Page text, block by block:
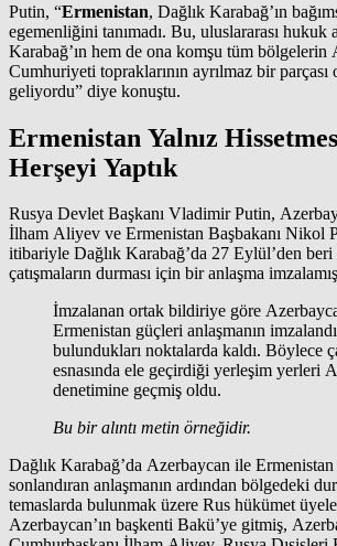
Putin, “Ermenistan, Dağlık Karabağ’ın
egemenliğini tanımadı. Bu, uluslararası hukuk
Karabağ’ın hem de ona komşu tüm bölgelerin
Cumhuriyeti topraklarının ayrılmaz bir parçası
geliyordu” diye konuştu.
Ermenistan Yalnız
Herşeyi Yaptık
Rusya Devlet Başkanı Vladimir Putin,
İlham Aliyev ve Ermenistan Başbakanı Nikol
itibariyle Dağlık Karabağ’da 27 Eylül’den beri
çatışmaların durması için bir anlaşma
İmzalanan ortak bildiriye göre
Ermenistan güçleri anlaşmanın
bulundukları noktalarda kaldı. Böylece
esnasında ele geçirdiği yerleşim yerleri
denetimine geçmiş oldu.
Bu bir alıntı metin örneğidir.
Dağlık Karabağ’da Azerbaycan ile Ermenistan
sonlandıran anlaşmanın ardından bölgedeki
temaslarda bulunmak üzere Rus hükümet
Azerbaycan’ın başkenti Bakü’ye gitmiş,